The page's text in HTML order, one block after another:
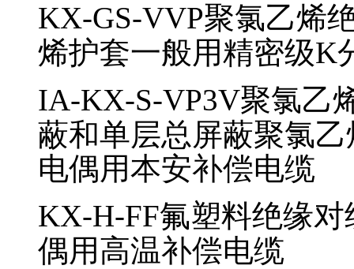
KX-GS-VVP聚氯乙烯
烯护套一般用精密级K
IA-KX-S-VP3V聚氯乙
蔽和单层总屏蔽聚氯
电偶用本安补偿电缆
KX-H-FF氟塑料绝缘
偶用高温补偿电缆